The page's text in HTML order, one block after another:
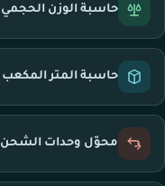
حاسبة الوزن الحجمي
حاسبة المتر المكعب CBM
محوّل وحدات الشحن